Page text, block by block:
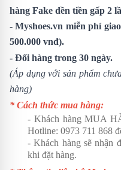
hàng Fake đền tiền gấp 2
- Myshoes.vn miễn phí
500.000 vnđ).
- Đổi hàng trong 30 ngày.
(Áp dụng với sản phẩm
hàng)
* Cách thức mua hàng:
- Khách hàng MUA
Hotline: 0973 711 868
- Khách hàng sẽ nhận
khi đặt hàng.